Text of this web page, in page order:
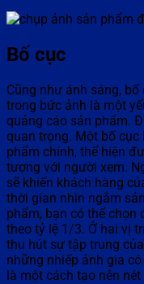
Bố cục
Cũng như ánh sáng,
trong bức ảnh là một
quảng cáo sản phẩm.
quan trọng. Một bố
phẩm chính, thể hiện
tượng với người xem.
sẽ khiến khách hàng
thời gian nhìn ngắm
phẩm, bạn có thể
theo tỷ lệ 1/3. Ở hai vị
thu hút sự tập trung
những nhiếp ảnh gia
là một cách tạo nên